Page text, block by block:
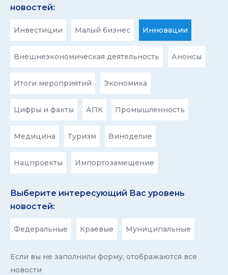
новостей:
Инвестиции Малый бизнес Инновации
Внешнеэкономическая деятельность Анонсы
Итоги мероприятий Экономика
Цифры и факты АПК Промышленность
Медицина Туризм Виноделие
Нацпроекты Импортозамещение
Выберите интересующий Вас уровень
новостей:
Федеральные Краевые Муниципальные
Если вы не заполнили форму, отображаются все
новости